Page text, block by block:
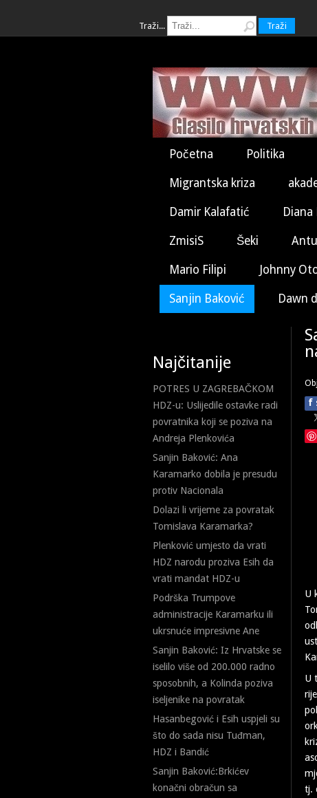
Traži... Traži
Početna Politika
Migrantska kriza
Damir Kalafatić
ZmisiS Šeki
Mario Filipi Johnny
Sanjin Baković Dawn
Najčitanije
POTRES U ZAGREBAČKOM
HDZ-u: Uslijedile ostavke radi
povratnika koji se poziva na
Andreja Plenkovića
Sanjin Baković: Ana
Karamarko dobila je presudu
protiv Nacionala
Dolazi li vrijeme za povratak
Tomislava Karamarka?
Plenković umjesto da vrati
HDZ narodu proziva Esih da
vrati mandat HDZ-u
Podrška Trumpove
administracije Karamarku ili
ukrsnuće impresivne Ane
Sanjin Baković: Iz Hrvatske se
iselilo više od 200.000 radno
sposobnih, a Kolinda poziva
iseljenike na povratak
Hasanbegović i Esih uspjeli su
što do sada nisu Tuđman,
HDZ i Bandić
Sanjin Baković:Brkićev
konačni obračun sa
f
U
U
tj.